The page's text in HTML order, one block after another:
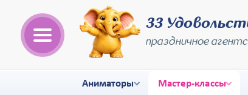
33
праздничное
Аниматоры Мастер-классы